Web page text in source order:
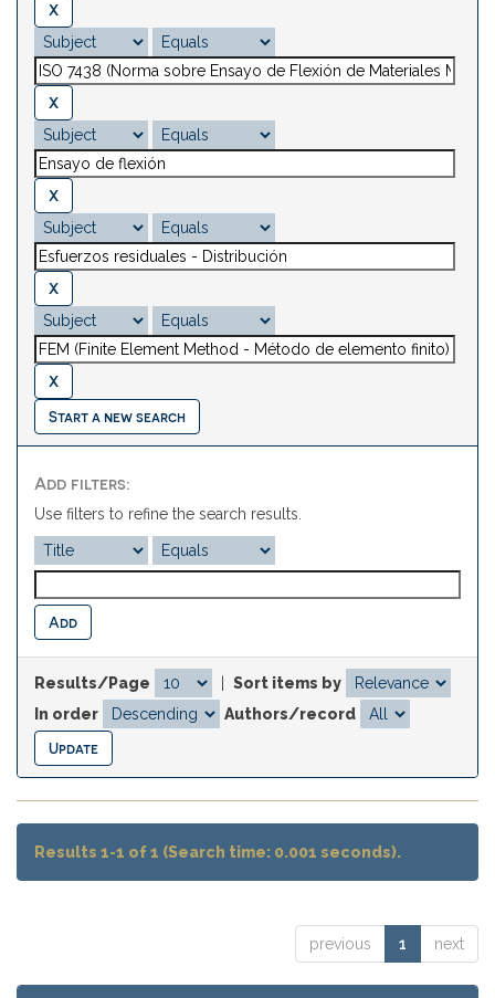
Start a new search
Add filters:
Use filters to refine the search results.
Results/Page
Sort items by
In order
Authors/record
Results 1-1 of 1 (Search time: 0.001 seconds).
previous 1 next